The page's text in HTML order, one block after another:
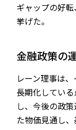
ギャップの好
挙げた。
金融政策の
レーン理事は
長期化してい
し、今後の政
た物価見通し